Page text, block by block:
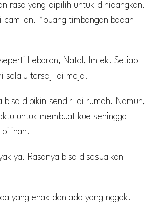
rasa yang dipilih untuk dihidangkan.
camilan. *buang timbangan badan
Lebaran, Natal, Imlek. Setiap
selalu tersaji di meja.
bisa dibikin sendiri di rumah. Namun,
untuk membuat kue sehingga
ya. Rasanya bisa disesuaikan
yang enak dan ada yang nggak.